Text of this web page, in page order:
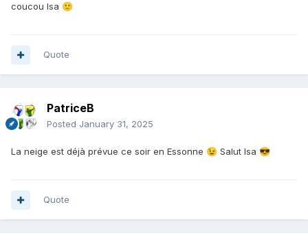
coucou Isa 🙂
Quote
PatriceB
Posted January 31, 2025
La neige est déjà prévue ce soir en Essonne 😉 Salut Isa 😎
Quote